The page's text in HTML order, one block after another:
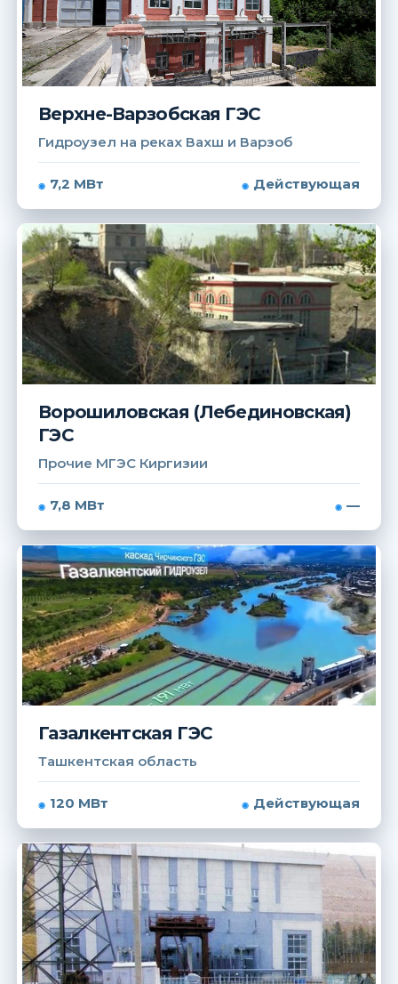
Верхне-Варзобская ГЭС
Гидроузел на реках Вахш и Варзоб
7,2 МВт Действующая
Ворошиловская (Лебединовская)
ГЭС
Прочие МГЭС Киргизии
7,8 МВт —
Газалкентская ГЭС
Ташкентская область
120 МВт Действующая